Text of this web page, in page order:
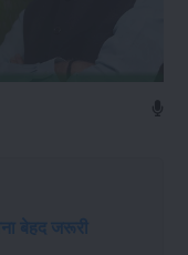
बेहद जरूरी